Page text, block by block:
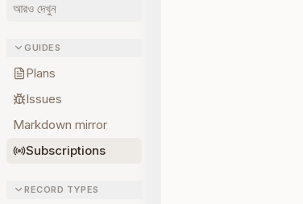
আরও দেখুন
GUIDES
Plans
Issues
Markdown mirror
Subscriptions
RECORD TYPES